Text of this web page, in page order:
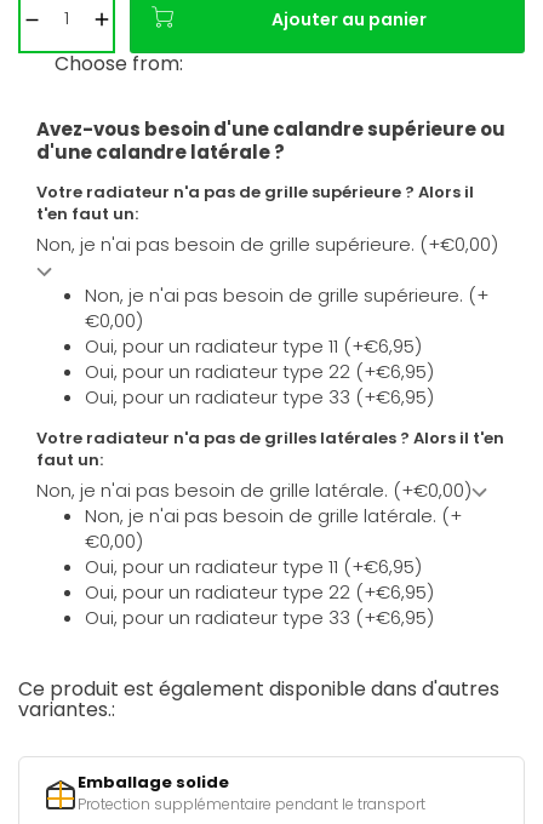
Ajouter au panier
Choose from:
Avez-vous besoin d'une calandre supérieure ou
d'une calandre latérale ?
Votre radiateur n'a pas de grille supérieure ? Alors il
t'en faut un:
Non, je n'ai pas besoin de grille supérieure. (+€0,00)
Non, je n'ai pas besoin de grille supérieure. (+
€0,00)
Oui, pour un radiateur type 11 (+€6,95)
Oui, pour un radiateur type 22 (+€6,95)
Oui, pour un radiateur type 33 (+€6,95)
Votre radiateur n'a pas de grilles latérales ? Alors il t'en
faut un:
Non, je n'ai pas besoin de grille latérale. (+€0,00)
Non, je n'ai pas besoin de grille latérale. (+
€0,00)
Oui, pour un radiateur type 11 (+€6,95)
Oui, pour un radiateur type 22 (+€6,95)
Oui, pour un radiateur type 33 (+€6,95)
Ce produit est également disponible dans d'autres
variantes.:
Emballage solide
Protection supplémentaire pendant le transport